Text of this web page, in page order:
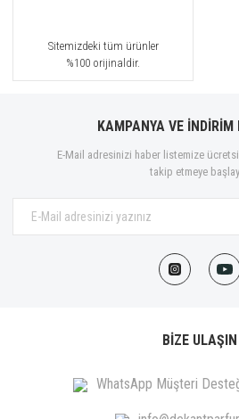
Sitemizdeki tüm ürünler
%100 orijinaldir.
KAMPANYA VE İNDİRİM
E-Mail adresinizi haber listemize
takip etmeye
BİZE ULAŞIN
WhatsApp Müşteri